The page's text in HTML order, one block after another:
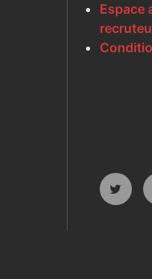
Espace